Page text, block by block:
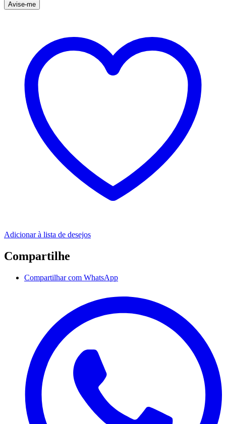
Avise-me
Adicionar à lista de desejos
Compartilhe
Compartilhar com WhatsApp